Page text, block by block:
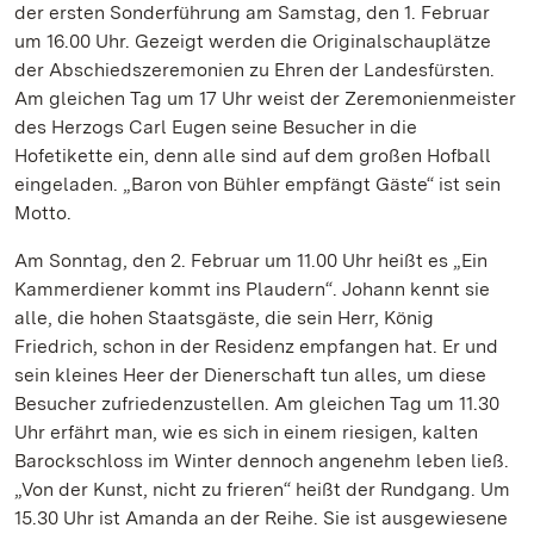
der ersten Sonderführung am Samstag, den 1. Februar
um 16.00 Uhr. Gezeigt werden die Originalschauplätze
der Abschiedszeremonien zu Ehren der Landesfürsten.
Am gleichen Tag um 17 Uhr weist der Zeremonienmeister
des Herzogs Carl Eugen seine Besucher in die
Hofetikette ein, denn alle sind auf dem großen Hofball
eingeladen. „Baron von Bühler empfängt Gäste“ ist sein
Motto.
Am Sonntag, den 2. Februar um 11.00 Uhr heißt es „Ein
Kammerdiener kommt ins Plaudern“. Johann kennt sie
alle, die hohen Staatsgäste, die sein Herr, König
Friedrich, schon in der Residenz empfangen hat. Er und
sein kleines Heer der Dienerschaft tun alles, um diese
Besucher zufriedenzustellen. Am gleichen Tag um 11.30
Uhr erfährt man, wie es sich in einem riesigen, kalten
Barockschloss im Winter dennoch angenehm leben ließ.
„Von der Kunst, nicht zu frieren“ heißt der Rundgang. Um
15.30 Uhr ist Amanda an der Reihe. Sie ist ausgewiesene